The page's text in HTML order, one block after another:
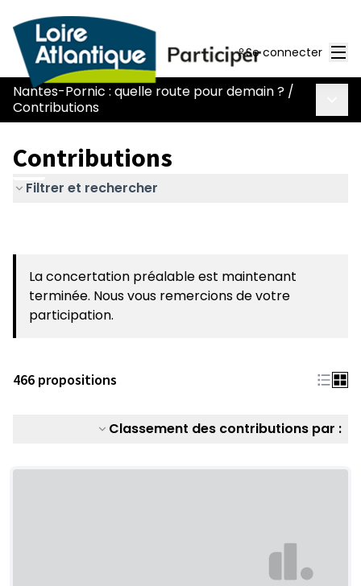
Se connecter
Nantes-Pornic : quelle route pour demain ? /
Contributions
Contributions
Filtrer et rechercher
La concertation préalable est maintenant
terminée. Nous vous remercions de votre
participation.
466 propositions
Classement des contributions par :